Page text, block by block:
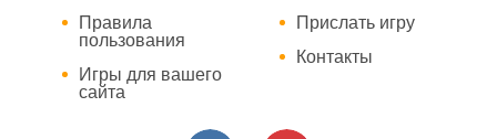
Правила
пользования
Игры для вашего
сайта
Прислать игру
Контакты